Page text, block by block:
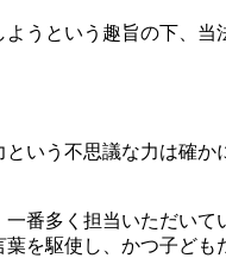
うという趣旨の下、
いう不思議な力は確
番多く担当いただい
を駆使し、かつ子ど